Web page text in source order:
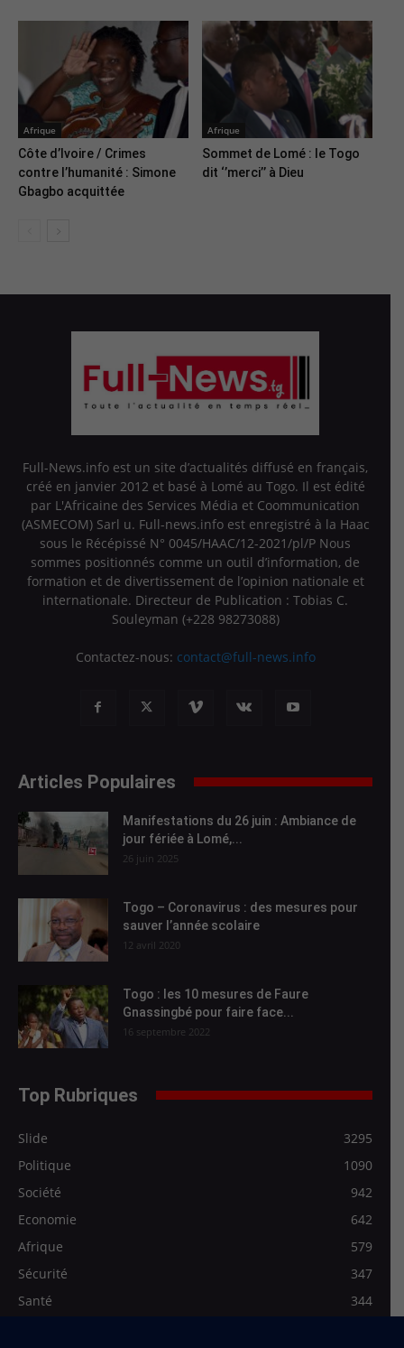
Afrique
Côte d’Ivoire / Crimes
contre l’humanité : Simone
Gbagbo acquittée
Afrique
Sommet de Lomé : le Togo
dit ‘’merci’’ à Dieu
Full-News.info est un site d’actualités diffusé en français,
créé en janvier 2012 et basé à Lomé au Togo. Il est édité
par L'Africaine des Services Média et Coommunication
(ASMECOM) Sarl u. Full-news.info est enregistré à la Haac
sous le Récépissé N° 0045/HAAC/12-2021/pl/P Nous
sommes positionnés comme un outil d’information, de
formation et de divertissement de l’opinion nationale et
internationale. Directeur de Publication : Tobias C.
Souleyman (+228 98273088)
Contactez-nous: contact@full-news.info
Articles Populaires
Manifestations du 26 juin : Ambiance de
jour fériée à Lomé,...
26 juin 2025
Togo – Coronavirus : des mesures pour
sauver l’année scolaire
12 avril 2020
Togo : les 10 mesures de Faure
Gnassingbé pour faire face...
16 septembre 2022
Top Rubriques
Slide
3295
Politique
1090
Société
942
Economie
642
Afrique
579
Sécurité
347
Santé
344